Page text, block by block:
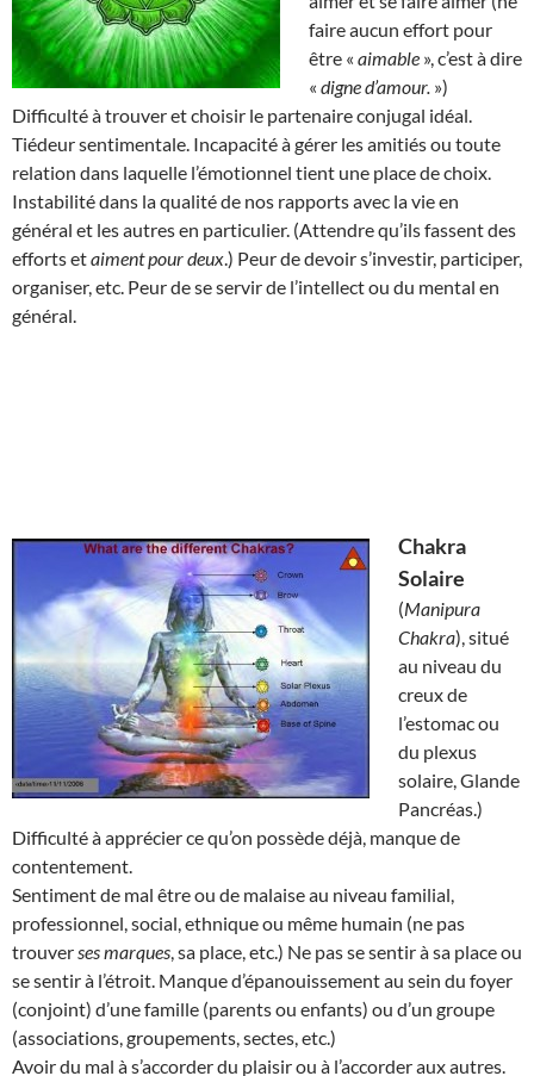
faire aucun effort pour
être « aimable », c’est à dire
« digne d’amour. »)
Difficulté à trouver et choisir le partenaire conjugal idéal.
Tiédeur sentimentale. Incapacité à gérer les amitiés ou toute
relation dans laquelle l’émotionnel tient une place de choix.
Instabilité dans la qualité de nos rapports avec la vie en
général et les autres en particulier. (Attendre qu’ils fassent des
efforts etaiment pour deux.) Peur de devoir s’investir, participer,
organiser, etc. Peur de se servir de l’intellect ou du mental en
général.
Chakra
Solaire
(Manipura
Chakra), situé
au niveau du
creux de
l’estomac ou
du plexus
solaire, Glande
Pancréas.)
Difficulté à apprécier ce qu’on possède déjà, manque de
contentement.
Sentiment de mal être ou de malaise au niveau familial,
professionnel, social, ethnique ou même humain (ne pas
trouverses marques, sa place, etc.) Ne pas se sentir à sa place ou
se sentir à l’étroit. Manque d’épanouissement au sein du foyer
(conjoint) d’une famille (parents ou enfants) ou d’un groupe
(associations, groupements, sectes, etc.)
Avoir du mal à s’accorder du plaisir ou à l’accorder aux autres.